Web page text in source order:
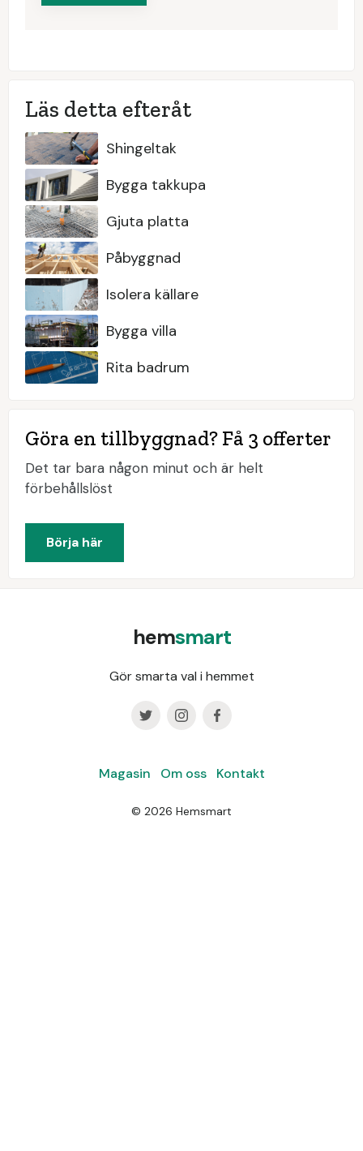
Läs detta efteråt
Shingeltak
Bygga takkupa
Gjuta platta
Påbyggnad
Isolera källare
Bygga villa
Rita badrum
Göra en tillbyggnad? Få 3 offerter
Det tar bara någon minut och är helt
förbehållslöst
Börja här
hemsmart
Gör smarta val i hemmet
Magasin Om oss Kontakt
© 2026 Hemsmart